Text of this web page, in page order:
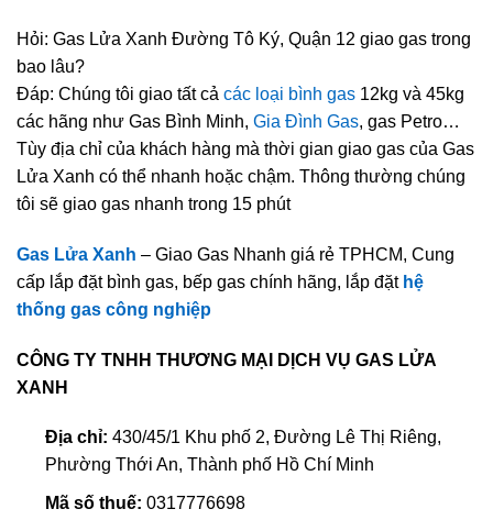
Hỏi: Gas Lửa Xanh Đường Tô Ký, Quận 12 giao gas trong
bao lâu?
Đáp: Chúng tôi giao tất cả các loại bình gas 12kg và 45kg
các hãng như Gas Bình Minh, Gia Đình Gas, gas Petro…
Tùy địa chỉ của khách hàng mà thời gian giao gas của Gas
Lửa Xanh có thể nhanh hoặc chậm. Thông thường chúng
tôi sẽ giao gas nhanh trong 15 phút
Gas Lửa Xanh – Giao Gas Nhanh giá rẻ TPHCM, Cung
cấp lắp đặt bình gas, bếp gas chính hãng, lắp đặt hệ
thống gas công nghiệp
CÔNG TY TNHH THƯƠNG MẠI DỊCH VỤ GAS LỬA
XANH
Địa chỉ: 430/45/1 Khu phố 2, Đường Lê Thị Riêng,
Phường Thới An, Thành phố Hồ Chí Minh
Mã số thuế: 0317776698